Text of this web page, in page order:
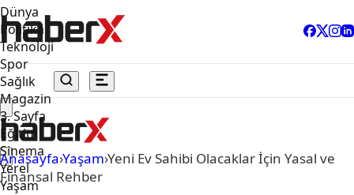
Dünya
Politika
Teknoloji
Spor
Sağlık
Magazin
3. Sayfa
Eğitim
Sinema
Yerel
Yaşam
Anasayfa›Yaşam›Yeni Ev Sahibi Olacaklar İçin Yasal ve
Finansal Rehber